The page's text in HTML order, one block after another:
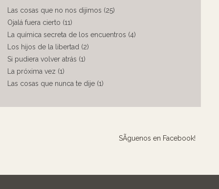
Las cosas que no nos dijimos (25)
Ojalá fuera cierto (11)
La química secreta de los encuentros (4)
Los hijos de la libertad (2)
Si pudiera volver atrás (1)
La próxima vez (1)
Las cosas que nunca te dije (1)
SÃ­guenos en Facebook!